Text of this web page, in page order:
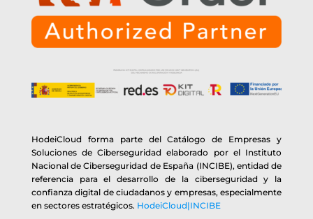
HodeiCloud forma parte del Catálogo de Empresas y
Soluciones de Ciberseguridad elaborado por el Instituto
Nacional de Ciberseguridad de España (INCIBE), entidad de
referencia para el desarrollo de la ciberseguridad y la
confianza digital de ciudadanos y empresas, especialmente
en sectores estratégicos. HodeiCloud|INCIBE